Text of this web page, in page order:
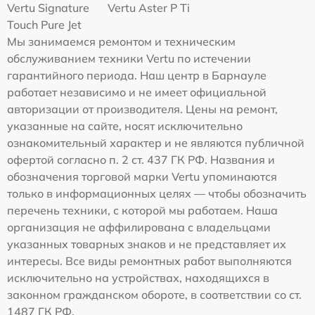
Vertu Signature
Touch Pure Jet
Vertu Aster P Ti
Мы занимаемся ремонтом и техническим
обслуживанием техники Vertu по истечении
гарантийного периода. Наш центр в Барнауле
работает независимо и не имеет официальной
авторизации от производителя. Цены на ремонт,
указанные на сайте, носят исключительно
ознакомительный характер и не являются публичной
офертой согласно п. 2 ст. 437 ГК РФ. Названия и
обозначения торговой марки Vertu упоминаются
только в информационных целях — чтобы обозначить
перечень техники, с которой мы работаем. Наша
организация не аффилирована с владельцами
указанных товарных знаков и не представляет их
интересы. Все виды ремонтных работ выполняются
исключительно на устройствах, находящихся в
законном гражданском обороте, в соответствии со ст.
1487 ГК РФ.